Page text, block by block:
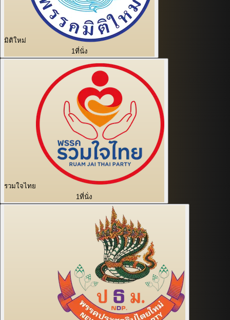
มิติใหม่
1ที่นั่ง
รวมใจไทย
1ที่นั่ง